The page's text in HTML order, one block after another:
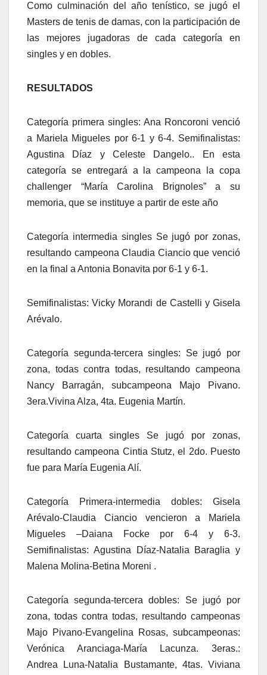
Como culminación del año tenístico, se jugó el
Masters de tenis de damas, con la participación de
las mejores jugadoras de cada categoría en
singles y en dobles.
RESULTADOS
Categoría primera singles: Ana Roncoroni venció
a Mariela Migueles por 6-1 y 6-4. Semifinalistas:
Agustina Díaz y Celeste Dangelo.. En esta
categoría se entregará a la campeona la copa
challenger “María Carolina Brignoles” a su
memoria, que se instituye a partir de este año
Categoría intermedia singles Se jugó por zonas,
resultando campeona Claudia Ciancio que venció
en la final a Antonia Bonavita por 6-1 y 6-1.
Semifinalistas: Vicky Morandi de Castelli y Gisela
Arévalo.
Categoría segunda-tercera singles: Se jugó por
zona, todas contra todas, resultando campeona
Nancy Barragán, subcampeona Majo Pivano.
3era.Vivina Alza, 4ta. Eugenia Martín.
Categoría cuarta singles Se jugó por zonas,
resultando campeona Cintia Stutz, el 2do. Puesto
fue para María Eugenia Alí.
Categoría Primera-intermedia dobles: Gisela
Arévalo-Claudia Ciancio vencieron a Mariela
Migueles –Daiana Focke por 6-4 y 6-3.
Semifinalistas: Agustina Díaz-Natalia Baraglia y
Malena Molina-Betina Moreni .
Categoría segunda-tercera dobles: Se jugó por
zona, todas contra todas, resultando campeonas
Majo Pivano-Evangelina Rosas, subcampeonas:
Verónica Aranciaga-María Lacunza. 3eras.:
Andrea Luna-Natalia Bustamante, 4tas. Viviana